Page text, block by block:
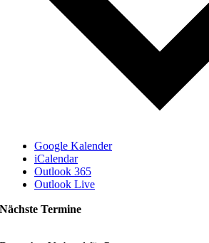
Google Kalender
iCalendar
Outlook 365
Outlook Live
Nächste Termine